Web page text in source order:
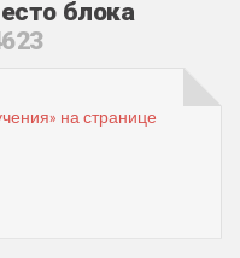
блока
на странице